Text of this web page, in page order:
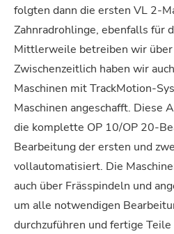
folgten dann die ersten VL 2-
Zahnradrohlinge, ebenfalls für
Mittlerweile betreiben wir
Zwischenzeitlich haben wir
Maschinen mit TrackMotion-
Maschinen angeschafft. Diese
die komplette OP 10/OP 20-
Bearbeitung der ersten und
vollautomatisiert. Die
auch über Frässpindeln und
um alle notwendigen
durchzuführen und fertige